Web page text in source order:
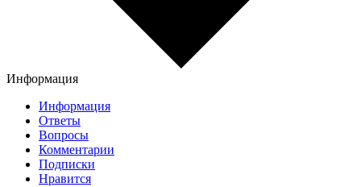
Информация
Информация
Ответы
Вопросы
Комментарии
Подписки
Нравится